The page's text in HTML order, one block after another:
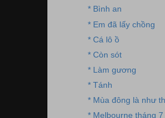
* Bình an
* Em đã lấy chồng
* Cá lô ồ
* Còn sót
* Làm gương
* Tánh
* Mùa đông là như
* Melbourne tháng 7